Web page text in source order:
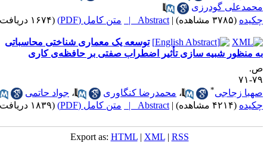
گودرزی
(۳۷۸۵ مشاهده) |
Abstract | متن کامل (PDF) (۱۶۷۴ دریافت)
توسعه یک معماری شناختی محاسباتی
منظور شبیه سازی تأثیر اضطراب صفتی بر حافظه‌ی کاری
۷۱
زجاجی
،محمدرضا کنگاوری ،جواد حاتمی
(۴۲۱۴ مشاهده) |
Abstract | متن کامل (PDF) (۱۸۳۹ دریافت)
Export as:HTML |XML|RSS